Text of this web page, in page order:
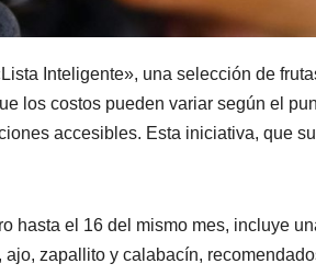
Inteligente», una selección de
los costos pueden variar según el
accesibles. Esta iniciativa, que
hasta el 16 del mismo mes, incluye
zapallito y calabacín,